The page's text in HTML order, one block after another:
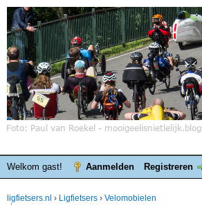
Welkom gast! Aanmelden Registreren
ligfietsers.nl › Ligfietsers › Velomobielen